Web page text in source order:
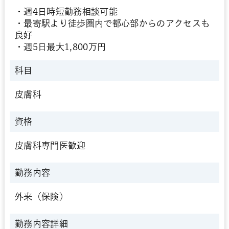
・週4日時短勤務相談可能
・最寄駅より徒歩圏内で都心部からのアクセスも
良好
・週5日最大1,800万円
科目
皮膚科
資格
皮膚科専門医歓迎
勤務内容
外来（保険）
勤務内容詳細